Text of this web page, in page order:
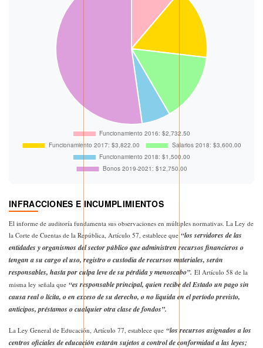
INFRACCIONES E INCUMPLIMIENTOS
El informe de auditoría fundamenta sus observaciones en múltiples normativas. La Ley de
la Corte de Cuentas de la República, Artículo 57, establece que “los servidores de las
entidades y organismos del sector público que administren recursos financieros o
tengan a su cargo el uso, registro o custodia de recursos materiales, serán
responsables, hasta por culpa leve de su pérdida y menoscabo”. El Artículo 58 de la
misma ley señala que “es responsable principal, quien recibe del Estado un pago sin
causa real o lícita, o en exceso de su derecho, o no liquida en el período previsto,
anticipos, préstamos o cualquier otra clase de fondos”.
La Ley General de Educación, Artículo 77, establece que “los recursos asignados a los
centros oficiales de educación estarán sujetos a control de conformidad a las leyes;